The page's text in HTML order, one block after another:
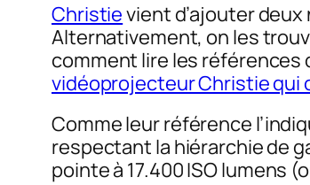
Christievient d’ajouter deux
Alternativement, on les
comment lire les références
vidéoprojecteur Christie qui
Comme leur référence
respectant la hiérarchie de
pointe à 17.400 ISO lumens